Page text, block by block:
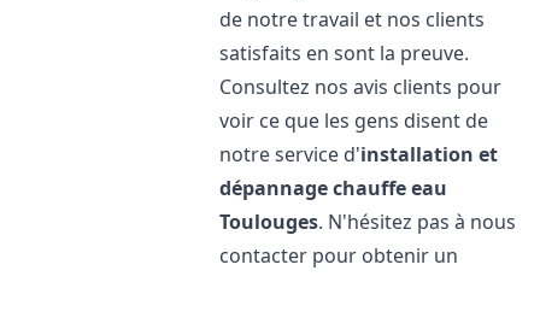
de notre travail et nos clients
satisfaits en sont la preuve.
Consultez nos avis clients pour
voir ce que les gens disent de
notre service d'installation et
dépannage chauffe eau
Toulouges. N'hésitez pas à nous
contacter pour obtenir un